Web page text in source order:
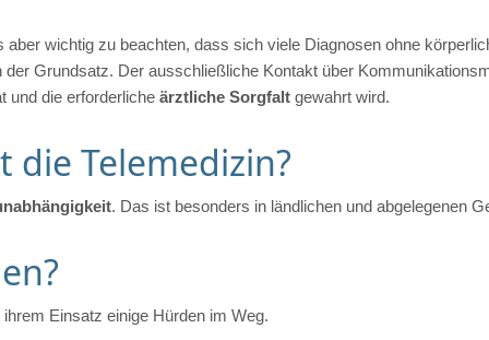
wichtig zu beachten, dass sich viele Diagnosen ohne
der Grundsatz. Der ausschließliche Kontakt über
und die erforderliche ärztliche Sorgfalt gewahrt wird.
die Telemedizin?
. Das ist besonders in ländlichen und abgelegenen
Einsatz einige Hürden im Weg.